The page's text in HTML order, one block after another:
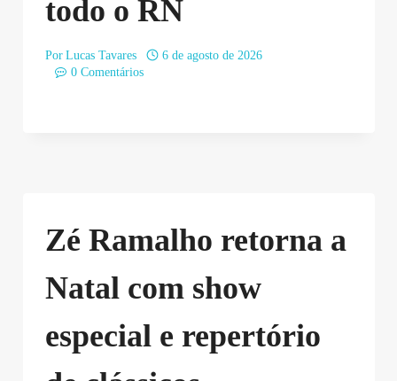
todo o RN
Por Lucas Tavares
6 de agosto de 2026
0 Comentários
Zé Ramalho retorna a
Natal com show
especial e repertório